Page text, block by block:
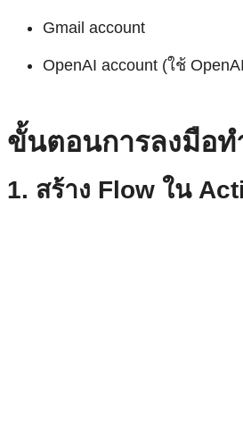
Gmail account
OpenAI account (ใช้
ขั้นตอนการลงมือท
1. สร้าง Flow ใน